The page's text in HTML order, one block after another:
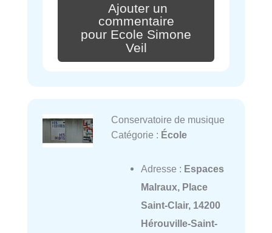
Ajouter un
commentaire
pour Ecole Simone
Veil
Conservatoire de musique
Catégorie : École
Adresse : Espaces
Malraux, Place
Saint-Clair, 14200
Hérouville-Saint-